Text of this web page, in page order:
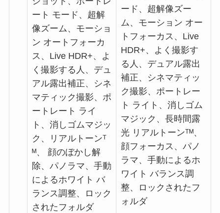
ート モード、超解
像ズーム、モーショ
ン オートフォーカ
ス、Live HDR+、よ
く撮影する人、デュ
アル露出補正、シネ
マティック撮影、ポ
ートレート ライ
ト、消しゴムマジッ
ク、リアルトーンᵀ
ᴹ、 顔のぼかし解
除、パノラマ、手動
によるホワイト バ
ランス調整、ロック
されたフォルダ
ード、超解像ズー
ム、モーション オー
トフォーカス、Live
HDR+、よく撮影す
る人、デュアル露出
補正、シネマティッ
ク撮影、ポートレー
ト ライト、消しゴム
マジック、長時間露
光 リアルトーンᵀᴹ、
顔フォーカス、パノ
ラマ、手動によるホ
ワイト バランス調
整、ロックされたフ
ォルダ